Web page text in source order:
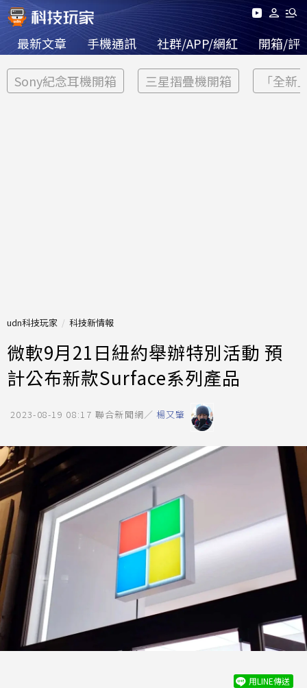
最新文章 手機通訊 社群/APP/網紅 開箱/評
Sony紀念耳機開箱 三星摺疊機開箱 「全新
udn科技玩家 科技新情報
微軟9月21日紐約舉辦特別活動 預
計公布新款Surface系列產品
2023-08-19 08:17 聯合新聞網／ 楊又肇
用LINE傳送